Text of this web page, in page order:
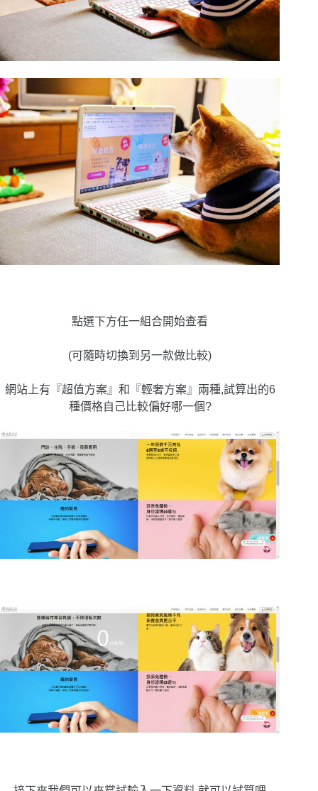
點選下方任一組合開始查看
(可隨時切換到另一款做比較)
網站上有『超值方案』和『輕奢方案』兩種,試算出的6
種價格自己比較偏好哪一個?